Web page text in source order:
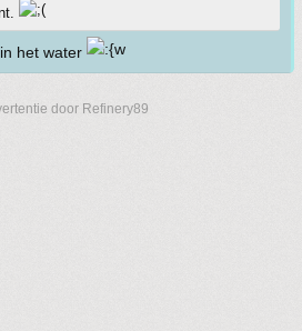
het water
door Refinery89